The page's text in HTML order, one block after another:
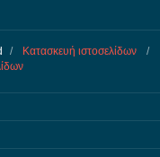
/ Κατασκευή ιστοσελίδων
/